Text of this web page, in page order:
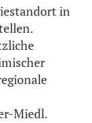
in
Miedl.